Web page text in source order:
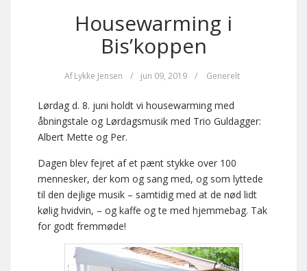
Housewarming i
Bis’koppen
Af Lykke Jensen / jun 09, 2019 / Generelt
Lørdag d. 8. juni holdt vi housewarming med
åbningstale og Lørdagsmusik med Trio Guldagger:
Albert Mette og Per.
Dagen blev fejret af et pænt stykke over 100
mennesker, der kom og sang med, og som lyttede
til den dejlige musik – samtidig med at de nød lidt
kølig hvidvin, – og kaffe og te med hjemmebag. Tak
for godt fremmøde!